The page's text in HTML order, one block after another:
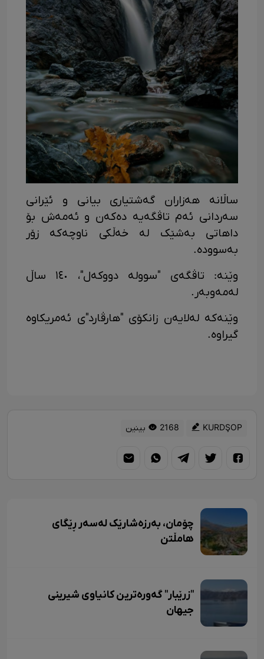
ساڵانە هەزاران گەشتیاری بیانی و ئێرانی
سەردانی ئەم تاڤگەیە دەکەن و ئەمەش بۆ
داهاتی بەشێک لە خەڵکی ناوچەکە زۆر
بەسوودە.
وێنە: تاڤگەی "سوولە دووکەل"، ١٤٠ ساڵ
لەمەوبەر.
وێنەکە لەلایەن زانکۆی "هارڤارد"ی ئەمریکاوە
گیراوە.
KURDŞOP 2168 بینین
چۆمان، بەرزەشارێک لەسەر ڕێگای
هامڵتن
"زرێبار" گەورەترین کانیاوی شیرینی
جیهان